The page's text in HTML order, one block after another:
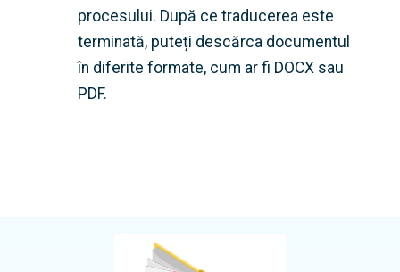
procesului. După ce traducerea este
terminată, puteți descărca documentul
în diferite formate, cum ar fi DOCX sau
PDF.